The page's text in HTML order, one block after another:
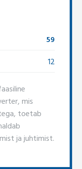
59
12
mis
toetab
ja juhtimist.